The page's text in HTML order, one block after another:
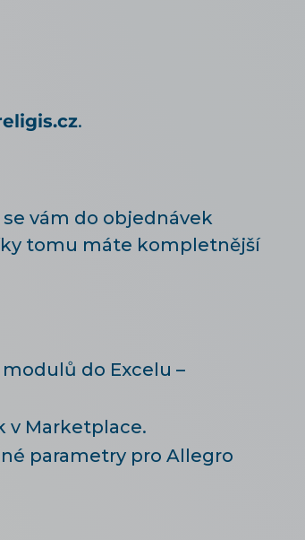
.
vám do objednávek
tomu máte kompletnější
do Excelu –
v Marketplace.
parametry pro Allegro